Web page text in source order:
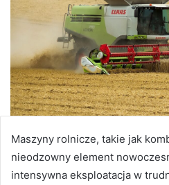
Maszyny rolnicze, takie jak
nieodzowny element
intensywna eksploatacja w